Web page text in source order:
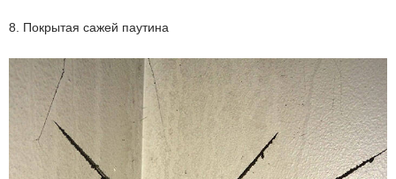
8. Покрытая сажей паутина